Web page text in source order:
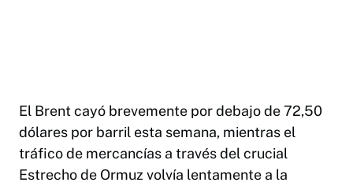
El Brent cayó brevemente por debajo de 72,50
dólares por barril esta semana, mientras el
tráfico de mercancías a través del crucial
Estrecho de Ormuz volvía lentamente a la